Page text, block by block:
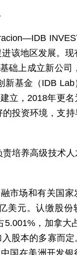
该地区发展。现
础上成立新公司
新基金（IDB Lab
立，2018年更名
投资环境，支持
培养高级技术
市场和有关国家
美元。认缴股份
，加拿大
股本的多寡而
国在美洲开发银